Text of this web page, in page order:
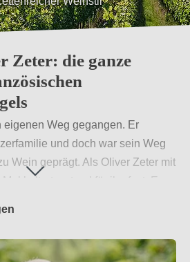
Zeter: die ganze
eigenen Weg gegangen. Er
und doch war sein Weg
Wein geprägt. Als Oliver Zeter mit
kelterte, stand für ihn fest: Es
Weine, die den
abdecken. Es sind
die vor Charakter